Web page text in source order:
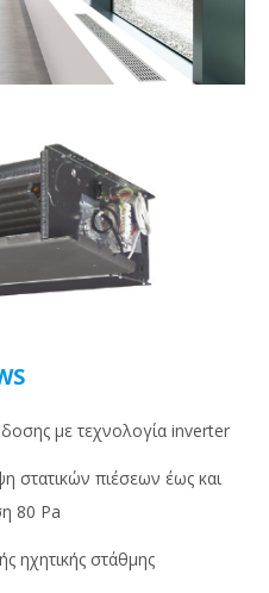
με τεχνολογία inverter
στατικών πιέσεων έως και
80 Pa
ηχητικής στάθμης